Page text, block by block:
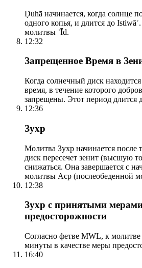
Ḍuhā начинается, когда солнце
одного копья, и длится до
молитвы ʿĪd.
12:32
Запрещенное Время в
Когда солнечный диск находится
время, в течение которого
запрещены. Этот период длится
12:36
Зухр
Молитва Зухр начинается после
диск пересечет зенит (высшую
снижаться. Она завершается с
молитвы Аср (послеобеденной
12:38
Зухр с принятыми
предосторожности
Согласно фетве MWL, к молитве
минуты в качестве меры
16:40